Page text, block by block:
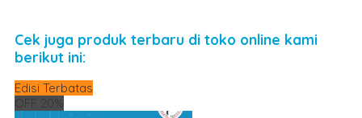
Cek juga produk terbaru di toko online kami
berikut ini:
Edisi Terbatas
OFF 20%